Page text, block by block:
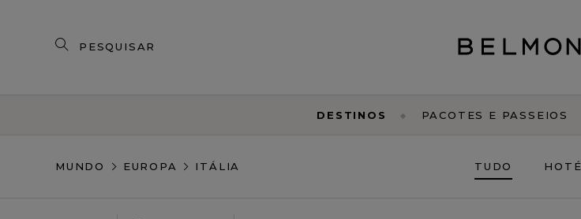
Pesquise
DESTINOS PACOTES E PASSEIOS
MUNDO EUROPA ITÁLIA TUDO